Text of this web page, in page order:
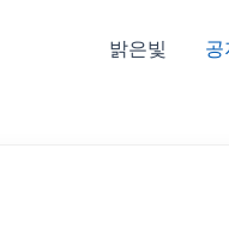
밝은빛